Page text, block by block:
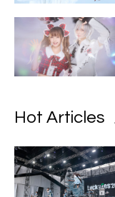
Hot Articles